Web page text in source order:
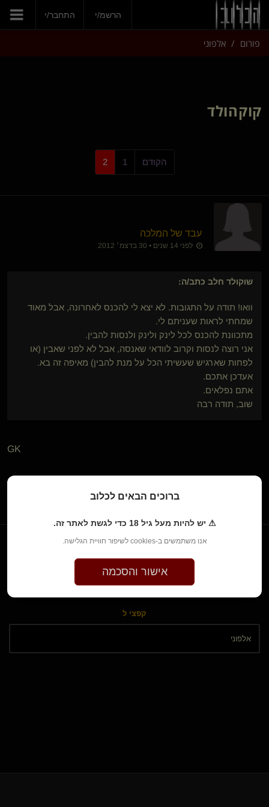
הרשמ/י התחבר/י
פורום אלפוני
קוקהולד
הקודם 1
2
עבד של המלכה
לפני 14 שנים • 30 בדצמ׳ 2012
שוקולד חלב כתב/ה:
וואו! תודה על התגובות. לא יצא לי להכנס לאחרונה, אבל מאוד
שמחתי לראות שעניתם לי.
מתכוונת להכנס לכל לינק ולינק ולנסות להבין.
אני רוצה לנסות וקרוב לוודאי שאנסה, אבל לא לפני שאבין (או
לפחות שארגיש שעשיתי הכל על מנת להבין) מאיפה זה בא.
אעדכן אתכם.
אתם נפלאים.
שוב, תודה רבה
GK
הקודם 1
2
קפצי ל
ברוכים הבאים לכלוב
⚠ יש להיות מעל גיל 18 כדי לגשת לאתר זה.
אנו משתמשים ב-cookies לשיפור חוויית הגלישה.
אישור והסכמה